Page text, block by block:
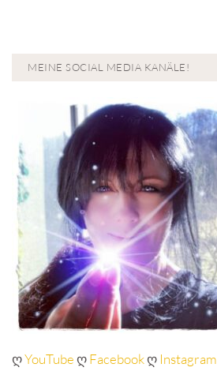
MEINE SOCIAL MEDIA KANÄLE!
ღYouTubeღFacebookღ Instagram